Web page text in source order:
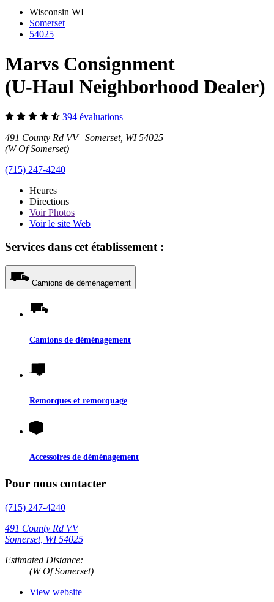
Wisconsin WI
Somerset
54025
Marvs Consignment
(U-Haul Neighborhood Dealer)
394 évaluations
491 County Rd VV Somerset, WI 54025
(W Of Somerset)
(715) 247-4240
Heures
Directions
VoirPhotos
Voir le site Web
Services dans cet établissement :
Camions de déménagement
Camions de déménagement
Remorques et remorquage
Accessoires de déménagement
Pour nous contacter
(715) 247-4240
491 County Rd VV
Somerset, WI 54025
Estimated Distance:
(W Of Somerset)
View website